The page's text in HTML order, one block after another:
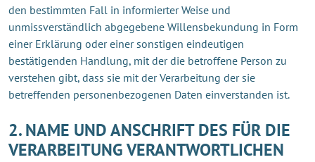
den bestimmten Fall in informierter Weise und
unmissverständlich abgegebene Willensbekundung in Form
einer Erklärung oder einer sonstigen eindeutigen
bestätigenden Handlung, mit der die betroffene Person zu
verstehen gibt, dass sie mit der Verarbeitung der sie
betreffenden personenbezogenen Daten einverstanden ist.
2. NAME UND ANSCHRIFT DES FÜR DIE
VERARBEITUNG VERANTWORTLICHEN